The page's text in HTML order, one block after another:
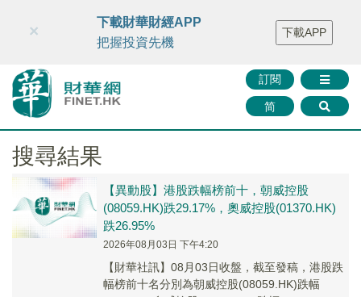
財華智庫網 FINTV FINMETA 財華證券 媒體矩陣
智庫沙龍
聯絡我們
訂閱
简
×
下載財華財經APP
把握投資先機
下載APP
搜尋結果
【異動股】港股跌幅榜前十，朝威控股
(08059.HK)跌29.17%，奧威控股(01370.HK)
跌26.95%
2026年08月03日 下午4:20
【財華社訊】08月03日收盤，截至發稿，港股跌
幅榜前十名分別為朝威控股(08059.HK)跌幅